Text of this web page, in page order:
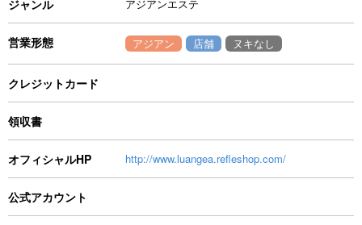
ジャンル アジアンエステ
営業形態 アジアン 店舗 ヌキなし
クレジットカード
領収書
オフィシャルHP http://www.luangea.refleshop.com/
公式アカウント